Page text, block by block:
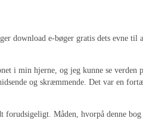
download e-bøger gratis dets evne til
i min hjerne, og jeg kunne se verden
og skræmmende. Det var en
Måden, hvorpå denne